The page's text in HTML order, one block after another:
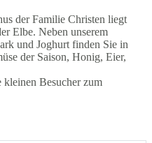
der Familie Christen liegt
Elbe. Neben unserem
und Joghurt finden Sie in
der Saison, Honig, Eier,
Besucher zum